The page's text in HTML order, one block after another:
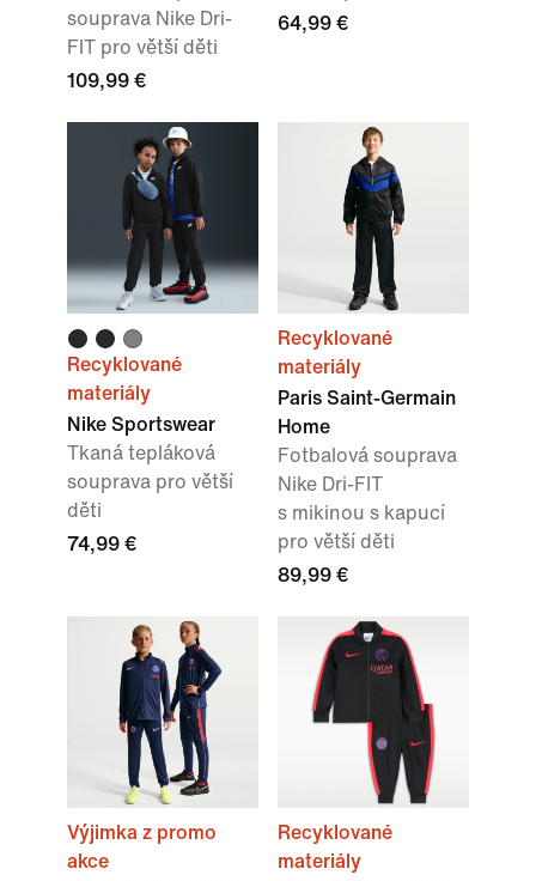
souprava Nike Dri-
FIT pro větší děti
109,99 €
64,99 €
Recyklované
materiály
Nike Sportswear
Tkaná tepláková
souprava pro větší
děti
74,99 €
Recyklované
materiály
Paris Saint-Germain
Home
Fotbalová souprava
Nike Dri-FIT
s mikinou s kapucí
pro větší děti
89,99 €
Výjimka z promo
akce
Recyklované
materiály